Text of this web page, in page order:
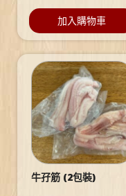
加入購物車
牛孖筋 (2包裝)